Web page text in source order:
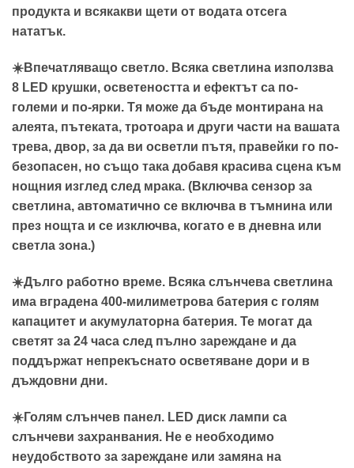
продукта и всякакви щети от водата отсега
нататък.
☀️Впечатляващо светло. Всяка светлина използва
8 LED крушки, осветеността и ефектът са по-
големи и по-ярки. Тя може да бъде монтирана на
алеята, пътеката, тротоара и други части на вашата
трева, двор, за да ви осветли пътя, правейки го по-
безопасен, но също така добавя красива сцена към
нощния изглед след мрака. (Включва сензор за
светлина, автоматично се включва в тъмнина или
през нощта и се изключва, когато е в дневна или
светла зона.)
☀️Дълго работно време. Всяка слънчева светлина
има вградена 400-милиметрова батерия с голям
капацитет и акумулаторна батерия. Те могат да
светят за 24 часа след пълно зареждане и да
поддържат непрекъснато осветяване дори и в
дъждовни дни.
☀️Голям слънчев панел. LED диск лампи са
слънчеви захранвания. Не е необходимо
неудобството за зареждане или замяна на